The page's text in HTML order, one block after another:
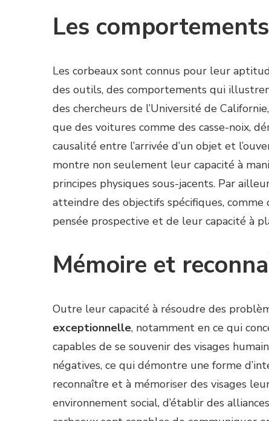
Les
Les corbeaux sont connus pour leur
des outils, des comportements qui
des chercheurs de l’Université de
que des voitures comme des casse-noix,
causalité entre l’arrivée d’un objet et
montre non seulement leur capacité à
principes physiques sous-jacents. Par
atteindre des objectifs spécifiques,
pensée prospective et de leur capacité à
Mémoire et
Outre leur capacité à résoudre des
exceptionnelle, notamment en ce qui
capables de se souvenir des visages
négatives, ce qui démontre une forme
reconnaître et à mémoriser des visages
environnement social, d’établir des